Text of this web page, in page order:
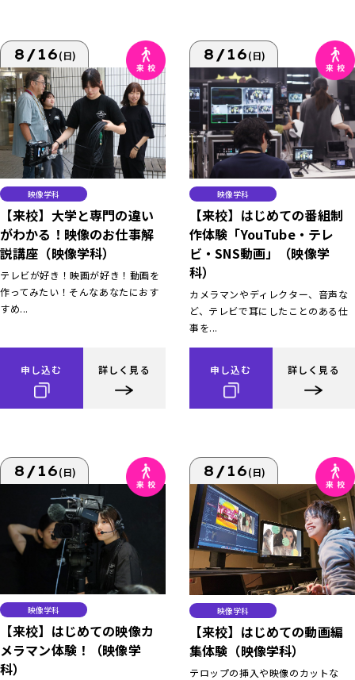
8/16(日)
映像学科
【来校】大学と専門の違い
がわかる！映像のお仕事解
説講座（映像学科）
テレビが好き！映画が好き！動画を
作ってみたい！そんなあなたにおす
すめ...
申し込む 詳しく見る
8/16(日)
映像学科
【来校】はじめての番組制
作体験「YouTube・テレ
ビ・SNS動画」（映像学
科）
カメラマンやディレクター、音声な
ど、テレビで耳にしたことのある仕
事を...
申し込む 詳しく見る
8/16(日)
映像学科
【来校】はじめての映像カ
メラマン体験！（映像学
科）
8/16(日)
映像学科
【来校】はじめての動画編
集体験（映像学科）
テロップの挿入や映像のカットな